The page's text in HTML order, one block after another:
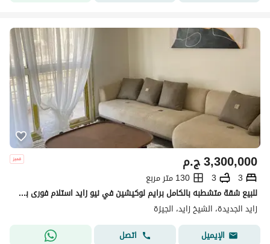
ج.م3,300,000
3
3
130 متر مربع
للبيع شقة متشطبه بالكامل برايم لوكيشين في نيو زايد استلام فورى بجوار SODIC
زايد الجديدة، الشيخ زايد، الجيزة
الإيميل
اتصل